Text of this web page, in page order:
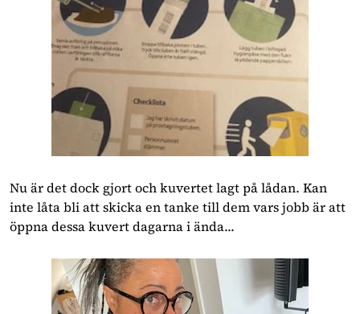
Nu är det dock gjort och kuvertet lagt på lådan. Kan
inte låta bli att skicka en tanke till dem vars jobb är att
öppna dessa kuvert dagarna i ända...